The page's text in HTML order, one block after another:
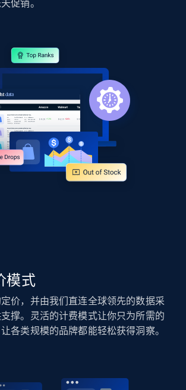
id, Title, Product description,
count, Images, Variations, and
200+ 立即开始
- collects products from
US
Country code, Model number,
促销。
模式
价，并由我们直连全球领先的数据采
撑。灵活的计费模式让你只为所需的
各类规模的品牌都能轻松获得洞察。